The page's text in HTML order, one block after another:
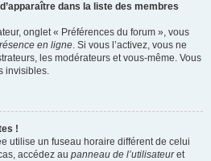
dans la liste des membres
onglet « Préférences du forum », vous
en ligne. Si vous l’activez, vous ne
les modérateurs et vous-même. Vous
invisibles.
!
utilise un fuseau horaire différent de celui
accédez au panneau de l’utilisateuret